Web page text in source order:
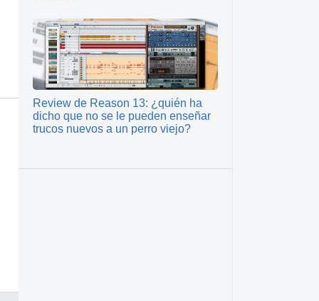
Review de Reason 13: ¿quién ha
dicho que no se le pueden enseñar
trucos nuevos a un perro viejo?